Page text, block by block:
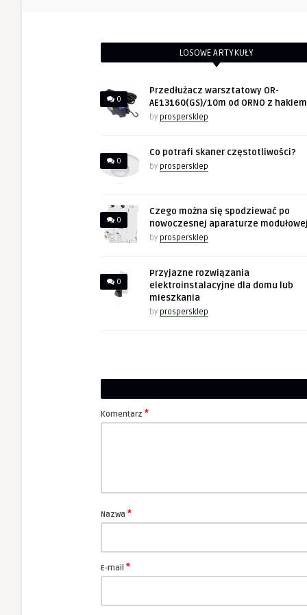
LOSOWE ARTYKUŁY
0
Przedłużacz warsztatowy OR-
AE13160(GS)/10m od ORNO z hakiem
by prospersklep
0
Co potrafi skaner częstotliwości?
by prospersklep
0
Czego można się spodziewać po
nowoczesnej aparaturze
by prospersklep
0
Przyjazne rozwiązania
elektroinstalacyjne dla domu lub
mieszkania
by prospersklep
Komentarz *
Nazwa *
E-mail *